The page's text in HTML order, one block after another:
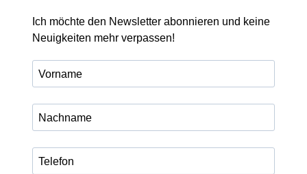
Ich möchte den Newsletter abonnieren und keine
Neuigkeiten mehr verpassen!